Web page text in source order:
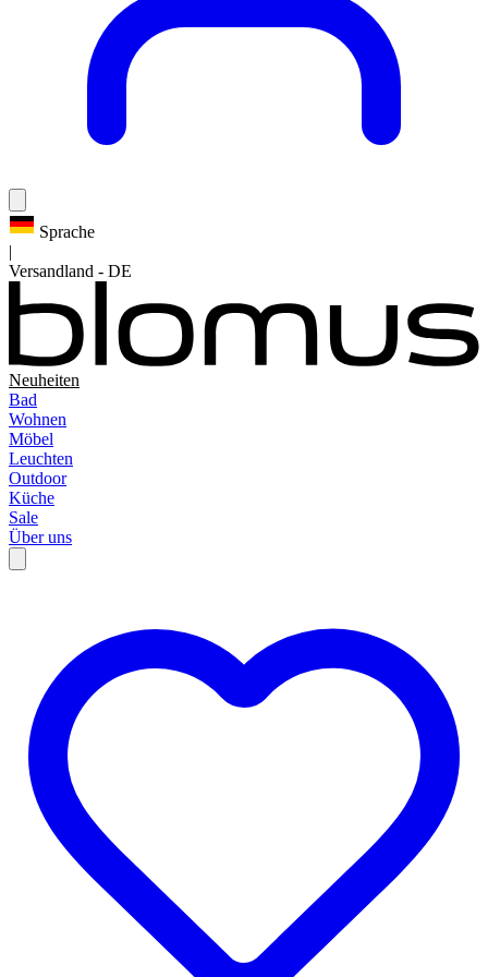
Sprache
|
Versandland - DE
Neuheiten
Bad
Wohnen
Möbel
Leuchten
Outdoor
Küche
Sale
Über uns